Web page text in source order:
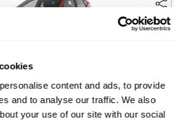
content and ads, to provide
and to analyse our traffic. We also
your use of our site with our social
€ 278
€250